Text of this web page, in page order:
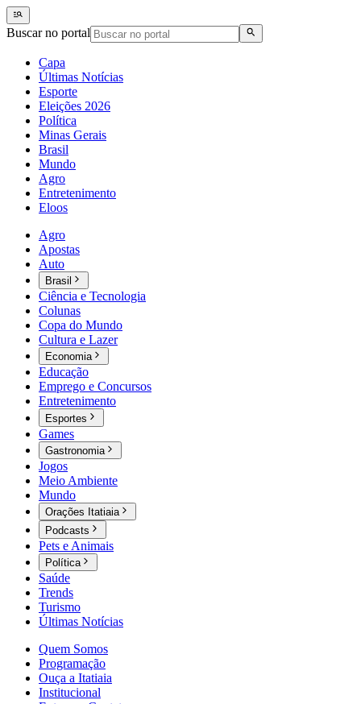
Buscar no portal
Capa
Últimas Notícias
Esporte
Eleições 2026
Política
Minas Gerais
Brasil
Mundo
Agro
Entretenimento
Eloos
Agro
Apostas
Auto
Brasil
Ciência e Tecnologia
Colunas
Copa do Mundo
Cultura e Lazer
Economia
Educação
Emprego e Concursos
Entretenimento
Esportes
Games
Gastronomia
Jogos
Meio Ambiente
Mundo
Orações Itatiaia
Podcasts
Pets e Animais
Política
Saúde
Trends
Turismo
Últimas Notícias
Quem Somos
Programação
Ouça a Itatiaia
Institucional